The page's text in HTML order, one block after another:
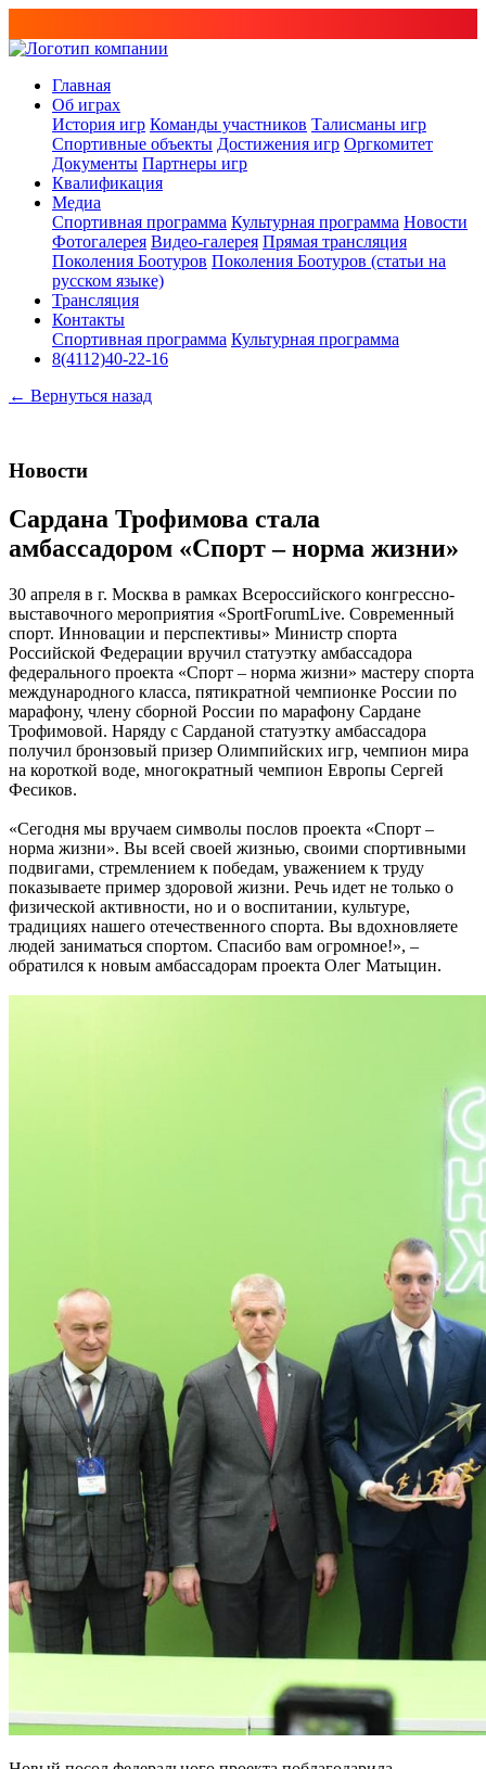
Главная
Об играх
История игр Команды участников Талисманы игр
Спортивные объекты Достижения игр Оргкомитет
Документы Партнеры игр
Квалификация
Медиа
Спортивная программа Культурная программа Новости
Фотогалерея Видео-галерея Прямая трансляция
Поколения Боотуров Поколения Боотуров (статьи на
русском языке)
Трансляция
Контакты
Спортивная программа Культурная программа
8(4112)40-22-16
← Вернуться назад
Новости
Сардана Трофимова стала
амбассадором «Спорт – норма жизни»
30 апреля в г. Москва в рамках Всероссийского конгрессно-
выставочного мероприятия «SportForumLive. Современный
спорт. Инновации и перспективы» Министр спорта
Российской Федерации вручил статуэтку амбассадора
федерального проекта «Спорт – норма жизни» мастеру спорта
международного класса, пятикратной чемпионке России по
марафону, члену сборной России по марафону Сардане
Трофимовой. Наряду с Сарданой статуэтку амбассадора
получил бронзовый призер Олимпийских игр, чемпион мира
на короткой воде, многократный чемпион Европы Сергей
Фесиков.
«Сегодня мы вручаем символы послов проекта «Спорт –
норма жизни». Вы всей своей жизнью, своими спортивными
подвигами, стремлением к победам, уважением к труду
показываете пример здоровой жизни. Речь идет не только о
физической активности, но и о воспитании, культуре,
традициях нашего отечественного спорта. Вы вдохновляете
людей заниматься спортом. Спасибо вам огромное!», –
обратился к новым амбассадорам проекта Олег Матыцин.